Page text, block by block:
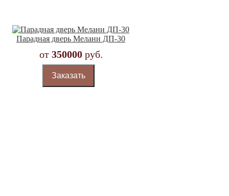
Парадная дверь Мелани ДП-30
от 350000руб.
Заказать